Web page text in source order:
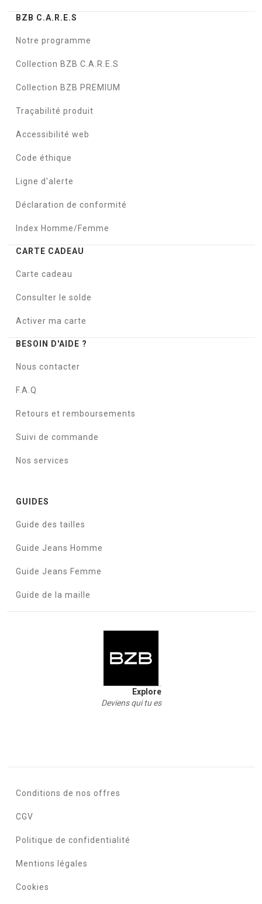
BZB C.A.R.E.S
Notre programme
Collection BZB C.A.R.E.S
Collection BZB PREMIUM
Traçabilité produit
Accessibilité web
Code éthique
Ligne d'alerte
Déclaration de conformité
Index Homme/Femme
CARTE CADEAU
Carte cadeau
Consulter le solde
Activer ma carte
BESOIN D'AIDE ?
Nous contacter
F.A.Q
Retours et remboursements
Suivi de commande
Nos services
GUIDES
Guide des tailles
Guide Jeans Homme
Guide Jeans Femme
Guide de la maille
Explore
Deviens qui tu es
Conditions de nos offres
CGV
Politique de confidentialité
Mentions légales
Cookies